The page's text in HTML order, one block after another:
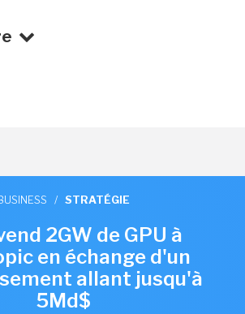
/ STRATÉGIE
2GW de GPU à
en échange d'un
allant jusqu'à
5Md$